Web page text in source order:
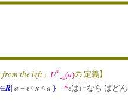
from the left 」 U*
-ε(a)の 定義】
∈R| a －ε< x < a } *εは正なら ばど